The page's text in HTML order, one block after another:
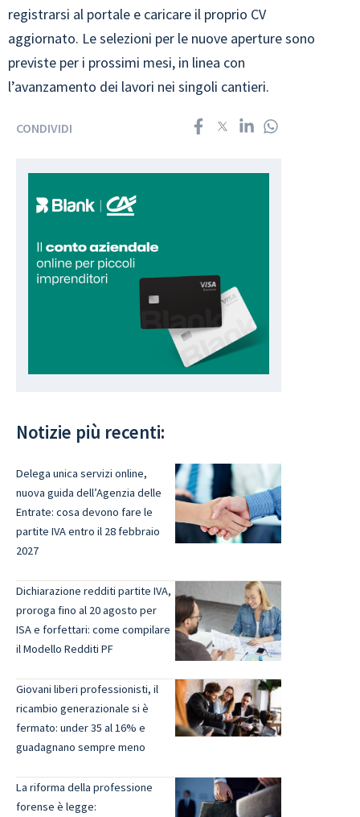
registrarsi al portale e caricare il proprio CV
aggiornato. Le selezioni per le nuove aperture sono
previste per i prossimi mesi, in linea con
l’avanzamento dei lavori nei singoli cantieri.
CONDIVIDI
Notizie più recenti:
Delega unica servizi online,
nuova guida dell’Agenzia delle
Entrate: cosa devono fare le
partite IVA entro il 28 febbraio
2027
Dichiarazione redditi partite IVA,
proroga fino al 20 agosto per
ISA e forfettari: come compilare
il Modello Redditi PF
Giovani liberi professionisti, il
ricambio generazionale si è
fermato: under 35 al 16% e
guadagnano sempre meno
La riforma della professione
forense è legge: